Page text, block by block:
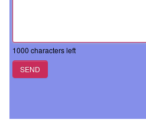
1000 characters left
SEND